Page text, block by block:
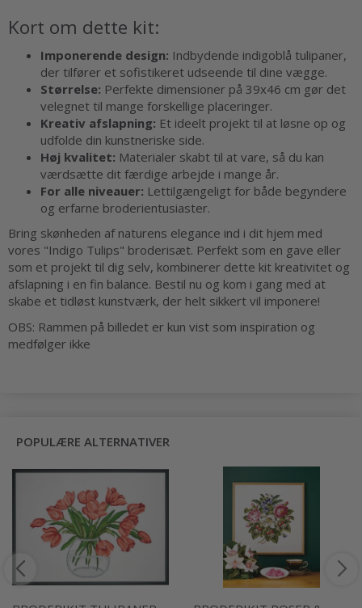
Kort om dette kit:
Imponerende design: Indbydende indigoblå tulipaner,
der tilfører et sofistikeret udseende til dine vægge.
Størrelse: Perfekte dimensioner på 39x46 cm gør det
velegnet til mange forskellige placeringer.
Kreativ afslapning: Et ideelt projekt til at løsne op og
udfolde din kunstneriske side.
Høj kvalitet: Materialer skabt til at vare, så du kan
værdsætte dit færdige arbejde i mange år.
For alle niveauer: Lettilgængeligt for både begyndere
og erfarne broderientusiaster.
Bring skønheden af naturens elegance ind i dit hjem med
vores "Indigo Tulips" broderisæt. Perfekt som en gave eller
som et projekt til dig selv, kombinerer dette kit kreativitet og
afslapning i en fin balance. Bestil nu og kom i gang med at
skabe et tidløst kunstværk, der helt sikkert vil imponere!
OBS: Rammen på billedet er kun vist som inspiration og
medfølger ikke
POPULÆRE ALTERNATIVER